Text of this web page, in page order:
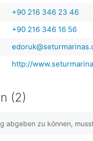
+90 216 346 23 46
+90 216 346 16 56
http://
(2)
abgeben zu können,